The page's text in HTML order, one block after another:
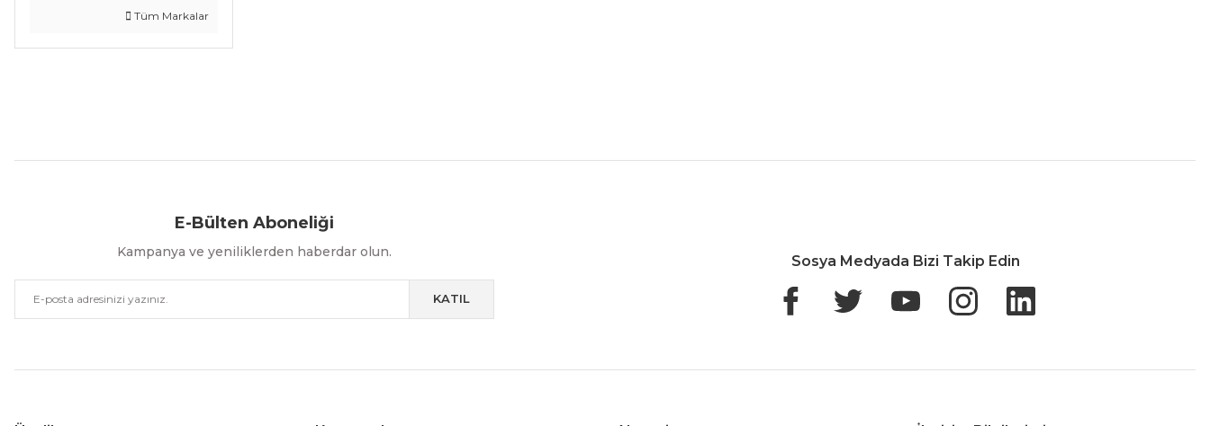
Tüm Markalar
E-Bülten Aboneliği
Kampanya ve yeniliklerden haberdar olun.
KATIL
Sosya Medyada Bizi Takip Edin